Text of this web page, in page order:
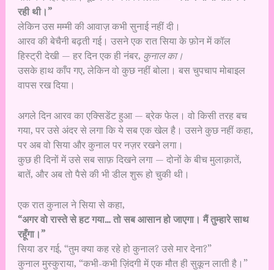
रही थी।”
लेकिन उस मम्मी की आवाज़ कभी सुनाई नहीं दी।
आरव की बेचैनी बढ़ती गई। उसने एक रात सिया के फ़ोन में कॉल
हिस्ट्री देखी — हर दिन एक ही नंबर, कुनाल का।
उसके हाथ काँप गए, लेकिन वो कुछ नहीं बोला। बस चुपचाप मोबाइल
वापस रख दिया।
अगले दिन आरव का एक्सिडेंट हुआ — ब्रेक फेल। वो किसी तरह बच
गया, पर उसे अंदर से लगा कि ये सब एक खेल है। उसने कुछ नहीं कहा,
पर अब वो सिया और कुनाल पर नज़र रखने लगा।
कुछ ही दिनों में उसे सब साफ़ दिखने लगा — दोनों के बीच मुलाक़ातें,
बातें, और अब तो पैसे की भी डील शुरू हो चुकी थी।
एक रात कुनाल ने सिया से कहा,
“अगर वो रास्ते से हट गया… तो सब आसान हो जाएगा। मैं तुम्हारे साथ
रहूँगा।”
सिया डर गई, “तुम क्या कह रहे हो कुनाल? उसे मार देना?”
कुनाल मुस्कुराया, “कभी-कभी ज़िंदगी में एक मौत ही सुकून लाती है।”